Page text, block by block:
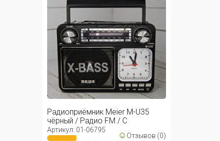
Радиоприёмник Meier M-U35
чёрный / Радио FM / С
фонариком
Артикул: 01-06795 ☺ Отзывов (0)